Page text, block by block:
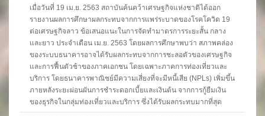
เมื่อวันที่ 19 เม.ย. 2563 สถาบันค้นคว้าเศรษฐกิจแห่งชาติได้ออก
รายงานผลการศึกษาผลกระทบจากการแพร่ระบาดของโรคโควิด 19
ต่อเศรษฐกิจลาว ข้อเสนอแนะในการจัดทำมาตรการระยะสั้น กลาง
และยาว ประจำเดือน เม.ย. 2563 โดยผลการศึกษาพบว่า สภาพคล่อง
ของระบบธนาคารอาจได้รับผลกระทบจากการชะลอตัวของเศรษฐกิจ
และการฟื้นตัวช้าของภาคเอกชน โดยเฉพาะภาคการท่องเที่ยวและ
บริการ โดยธนาคารพาณิชย์มีความเสี่ยงที่จะมีหนี้เสีย (NPLs) เพิ่มขึ้น
ภายหลังระยะผ่อนผันการชำระดอกเบี้ยและเงินต้น จากการกู้ยืมเงิน
ของธุรกิจในกลุ่มท่องเที่ยวและบริการ ซึ่งได้รับผลกระทบมากที่สุด